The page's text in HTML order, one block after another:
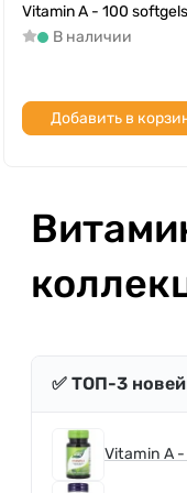
Vitamin A - 100 softgels
В наличии
Добавить в
✅ ТОП-3
Vitamin A